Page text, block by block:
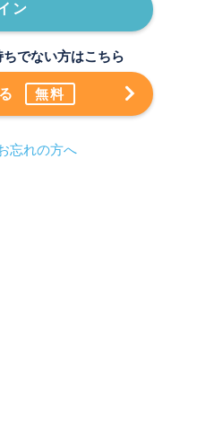
ン
でない方はこちら
無料
忘れの方へ